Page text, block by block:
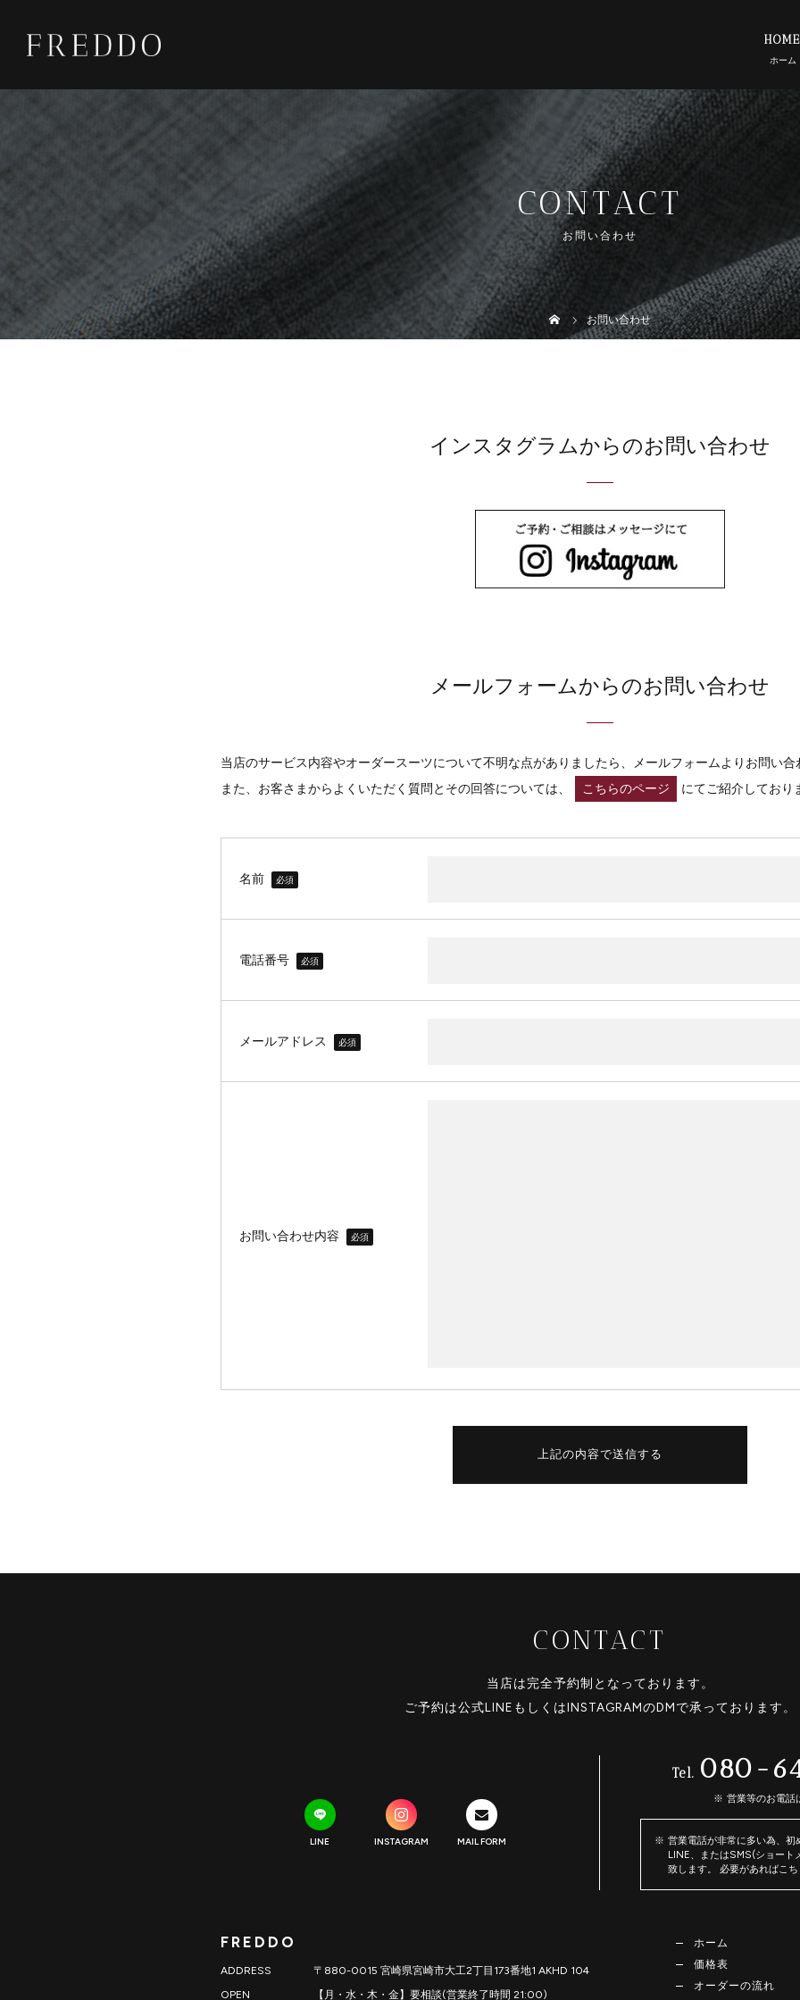
HOME
CONTACT
お問い合わせ
お問い合わせ
インスタグラムからのお問い合わせ
メールフォームからのお問い合わせ
当店のサービス内容やオーダースーツについて不明な点がありましたら、メールフォームよりお問い合
また、お客さまからよくいただく質問とその回答については、
こちらのページ にてご紹介しており
名前 必須
電話番号 必須
メールアドレス 必須
お問い合わせ内容 必須
CONTACT
当店は完全予約制となっております。
ご予約は公式LINEもしくはINSTAGRAMのDMで承っております。
LINE INSTAGRAM MAIL FORM
Tel. 080-
営業等のお電話
営業電話が非常に多い為、
LINE、またはSMS(ショート
致します。 必要があればこち
FREDDO
ADDRESS
〒880-0015 宮崎県宮崎市大工2丁目173番地1 AKHD 104
OPEN
【月・水・木・金】要相談(営業終了時間 21:00)
ホーム
価格表
オーダーの流れ